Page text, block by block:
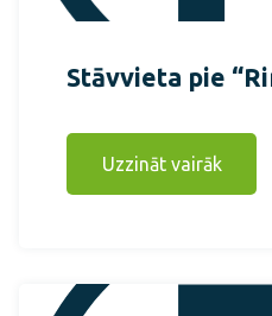
Stāvvieta pie
Uzzināt vairāk